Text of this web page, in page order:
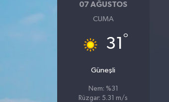
07 AĞUSTOS
CUMA
31 °
Güneşli
Nem: %31
Rüzgar: 5.31 m/s